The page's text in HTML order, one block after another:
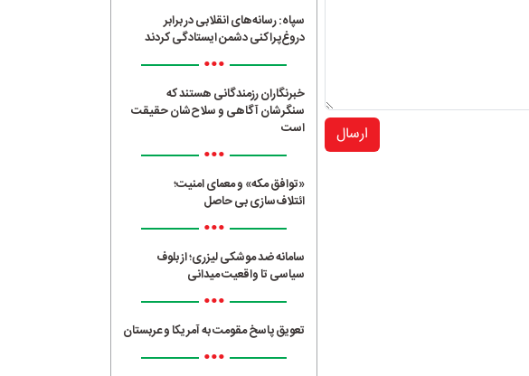
ارسال
سپاه: رسانه‌های انقلابی در برابر
دروغ‌پراکنی دشمن ایستادگی کردند
•••
خبرنگاران رزمندگانی هستند که
سنگرشان آگاهی و سلاح‌شان حقیقت
است
•••
«توافق مکه» و معمای امنیت؛
ائتلاف‌سازی بی حاصل
•••
سامانه ضد موشکی لیزری؛ از بلوف
سیاسی تا واقعیت میدانی
•••
تعویق پاسخ مقومت به آمریکا و عربستان
•••